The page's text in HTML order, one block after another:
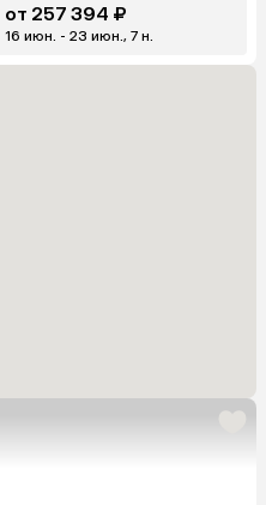
от 257 394 ₽
16 июн. - 23 июн., 7 н.